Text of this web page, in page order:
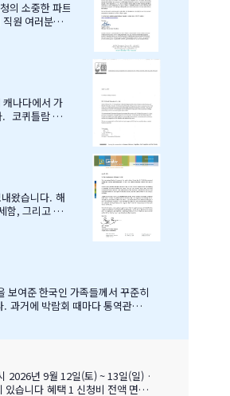
의 소중한 파트
원 여러분께
프로그램, 그
나다에서 가
. 코퀴틀람 교
비롯하여 모
왔습니다. 해
함, 그리고 테
었습니다. 우
보여준 한국인 가족들께서 꾸준히
과거에 박람회 때마다 통역관을
나다에서 직접 겪은 해외경험들